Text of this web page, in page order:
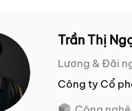
Trần Thị
Lương & Đãi
Công ty Cổ